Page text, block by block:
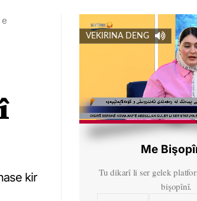
kir
VEKIRINA DENG
Me
Tu dikarî li ser gelek
bişopînî.